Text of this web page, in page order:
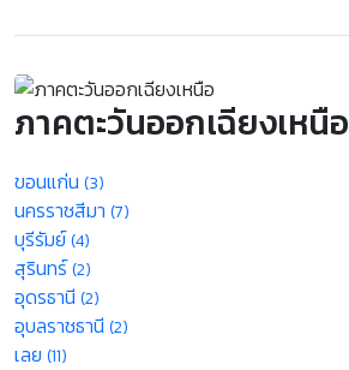
ภาคตะวันออกเฉียงเหนือ
ขอนแก่น (3)
นครราชสีมา (7)
บุรีรัมย์(4)
สุรินทร์(2)
อุดรธานี (2)
อุบลราชธานี (2)
เลย (11)